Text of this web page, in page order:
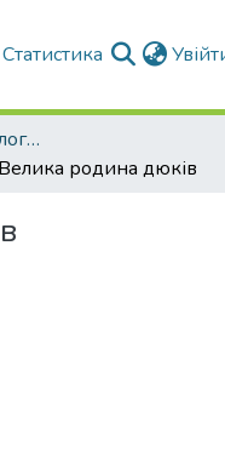
Статистика
Факультет Агротехнологій та екології
Велика родина дюків